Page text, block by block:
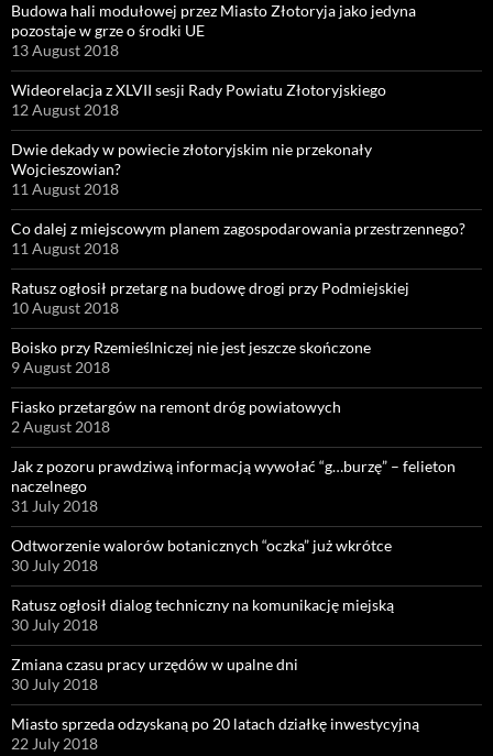
Budowa hali modułowej przez Miasto Złotoryja jako jedyna
pozostaje w grze o środki UE
13 August 2018
Wideorelacja z XLVII sesji Rady Powiatu Złotoryjskiego
12 August 2018
Dwie dekady w powiecie złotoryjskim nie przekonały
Wojcieszowian?
11 August 2018
Co dalej z miejscowym planem zagospodarowania przestrzennego?
11 August 2018
Ratusz ogłosił przetarg na budowę drogi przy Podmiejskiej
10 August 2018
Boisko przy Rzemieślniczej nie jest jeszcze skończone
9 August 2018
Fiasko przetargów na remont dróg powiatowych
2 August 2018
Jak z pozoru prawdziwą informacją wywołać “g…burzę” – felieton
naczelnego
31 July 2018
Odtworzenie walorów botanicznych “oczka” już wkrótce
30 July 2018
Ratusz ogłosił dialog techniczny na komunikację miejską
30 July 2018
Zmiana czasu pracy urzędów w upalne dni
30 July 2018
Miasto sprzeda odzyskaną po 20 latach działkę inwestycyjną
22 July 2018